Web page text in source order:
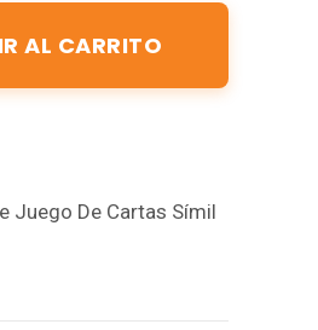
AL CARRITO
Juego De Cartas Símil